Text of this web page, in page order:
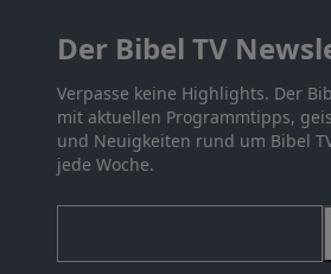
Der Bibel TV
Verpasse keine Highlights. Der
mit aktuellen Programmtipps,
und Neuigkeiten rund um Bibel
jede Woche.